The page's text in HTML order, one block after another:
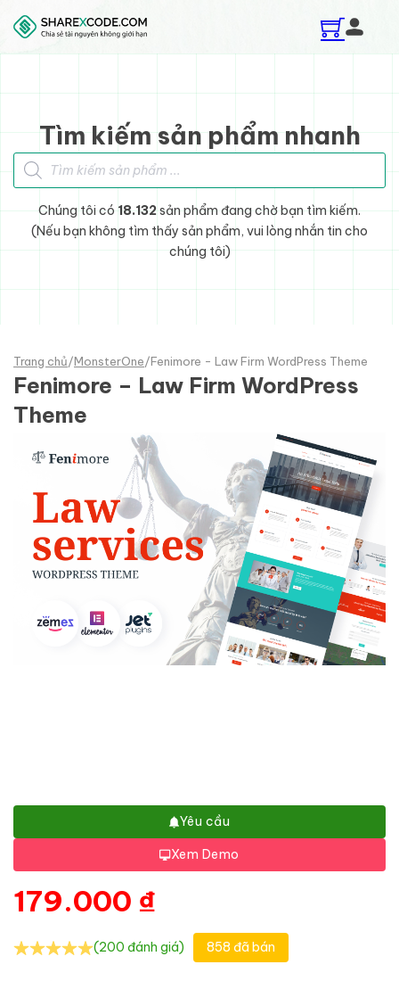
Skip to main content
Skip to footer
Tìm kiếm sản phẩm nhanh
Tìm kiếm sản phẩm
Chúng tôi có 18.132sản phẩm đang chờ bạn tìm kiếm.
(Nếu bạn không tìm thấy sản phẩm, vui lòng nhắn tin cho
chúng tôi)
Trang chủ/MonsterOne/Fenimore - Law Firm WordPress Theme
Fenimore – Law Firm WordPress
Theme
Yêu cầu
Xem Demo
179.000 ₫
(200 đánh giá) 858 đã bán